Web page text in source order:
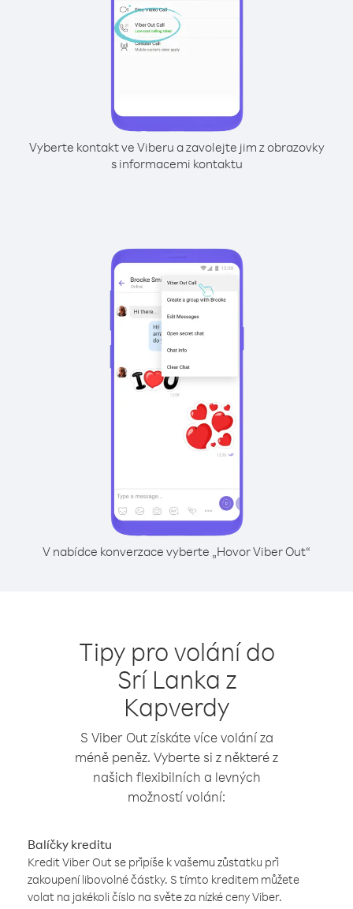
Vyberte kontakt ve Viberu a zavolejte jim z obrazovky
s informacemi kontaktu
V nabídce konverzace vyberte „Hovor Viber Out“
Tipy pro volání do
Srí Lanka z
Kapverdy
S Viber Out získáte více volání za
méně peněz. Vyberte si z některé z
našich flexibilních a levných
možností volání:
Balíčky kreditu
Kredit Viber Out se připíše k vašemu zůstatku při
zakoupení libovolné částky. S tímto kreditem můžete
volat na jakékoli číslo na světe za nízké ceny Viber.